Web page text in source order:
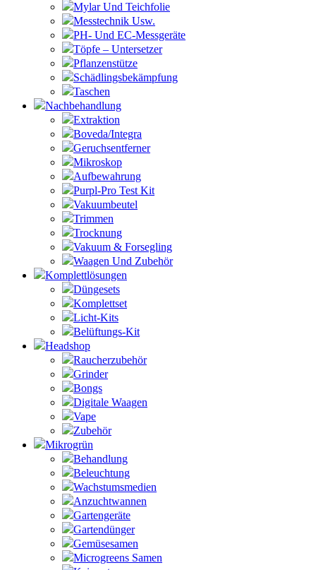
Mylar Und Teichfolie
Messtechnik Usw.
PH- Und EC-Messgeräte
Töpfe – Untersetzer
Pflanzenstütze
Schädlingsbekämpfung
Taschen
Nachbehandlung
Extraktion
Boveda/Integra
Geruchsentferner
Mikroskop
Aufbewahrung
Purpl-Pro Test Kit
Vakuumbeutel
Trimmen
Trocknung
Vakuum & Forsegling
Waagen Und Zubehör
Komplettlösungen
Düngesets
Komplettset
Licht-Kits
Belüftungs-Kit
Headshop
Raucherzubehör
Grinder
Bongs
Digitale Waagen
Vape
Zubehör
Mikrogrün
Behandlung
Beleuchtung
Wachstumsmedien
Anzuchtwannen
Gartengeräte
Gartendünger
Gemüsesamen
Microgreens Samen